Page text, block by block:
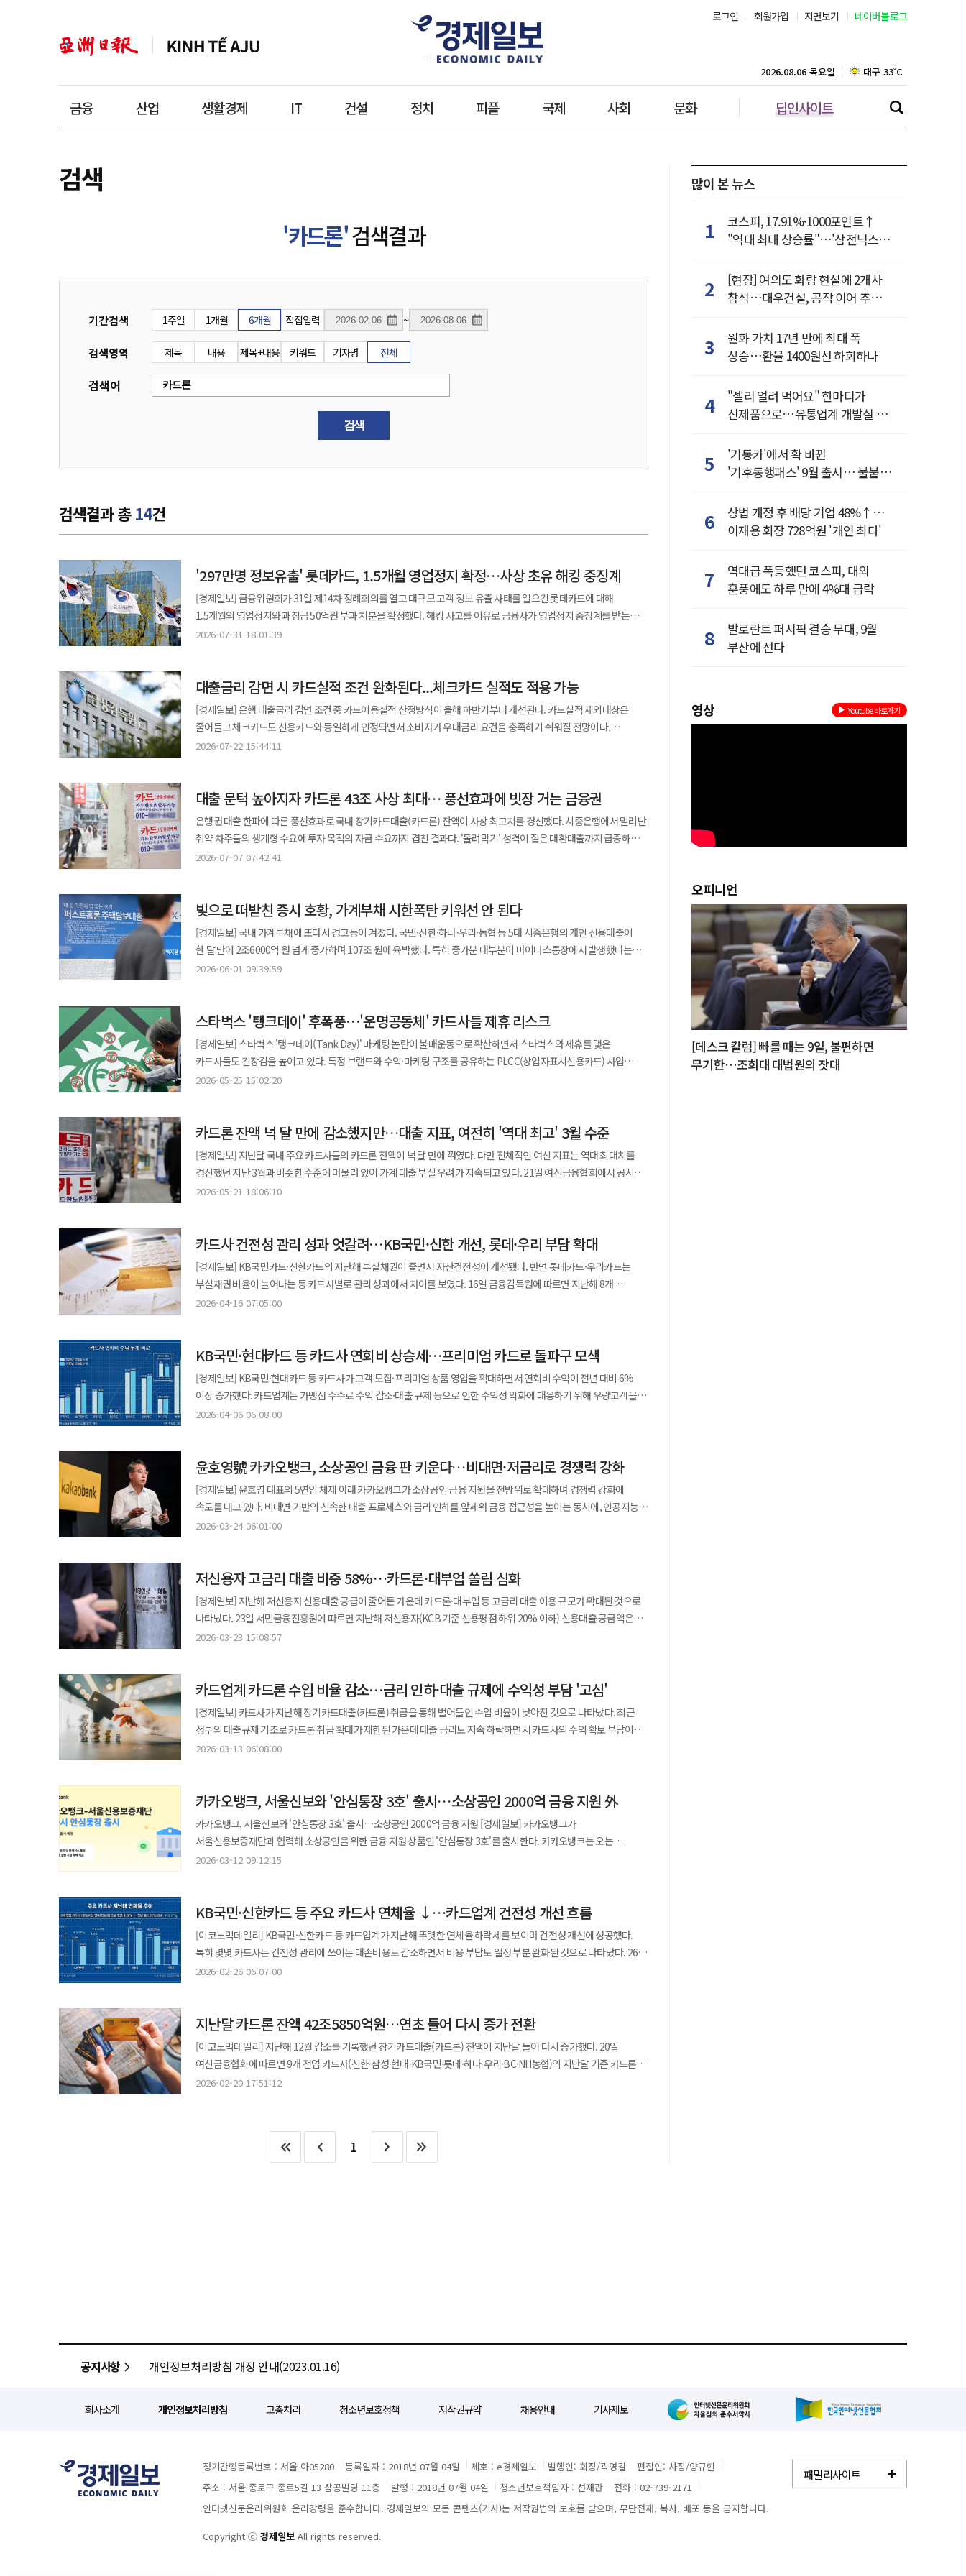
로그인 회원가입 지면보기 네이버블로그
금융 산업 생활경제 IT 건설 정치 피플 국제 사회 문화 딥인사이트
2026.08.06 목요일 대구 33˚C
인천 30˚C
울산 32˚C
제주 30˚C
검색
'카드론'검색결과
기간검색 1주일 1개월 6개월 직접입력 ~
검색영역 제목 내용 제목+내용 키워드 기자명 전체
검색어
검색
검색결과 총14건
'297만명 정보유출' 롯데카드, 1.5개월 영업정지 확정…사상 초유 해킹 중징계
[경제일보] 금융위원회가 31일 제14차 정례회의를 열고 대규모 고객 정보 유출 사태를 일으킨 롯데카드에 대해
1.5개월의 영업정지와 과징금 50억원 부과 처분을 확정했다. 해킹 사고를 이유로 금융사가 영업정지 중징계를 받는
것은 이번이 처음이다. 최고경영자(CEO)를 비롯한 주요 임원진에게도 중징계가 내려졌다. 이번 제재는 지난해 8월 해커
영업정지 기간은 오는 8월 1일부터 9월 15일까지로 정해졌다. 앞서 롯데카드는 지난해 9월 1일 당국에 정보 유출 사실을
자진 신고했다. 이후 금감원은 지난해 9월부터 10월까지 현장 검사를 벌여 다수의 보안 의무 위반 사실을 적발했다.
여신전문금융업법과 신용정보법 위반으로 확인된 주요 사항은 △온라인 결제시스템 정보처리시스템 보정 작업 미실시
△주민등록번호와 비밀번호 암호화 미이행 △바이러스 백신 소프트웨어 미설치 등이다. 영업정지가 시작되더라도
기존 고객의 불편은 크지 않을 것으로 보인다. 당국은 귀책사유가 없는 소비자를 보호하기 위해 기존 회원의 카드 서비스
공공목적 카드 등 일부 예외적인 경우에만 발급이 허용된다. 금융당국은 향후 유사 사고 재발을 막기 위해 매출액의 최대
3%를 부과하는 징벌적 과징금을 도입하고 정보보호최고책임자(CISO)의 권한을 대폭 강화하는 방향으로
전자금융거래법 개정을 추진할 방침이다. 금융위원회 관계자는 “이번 업무정지로 인해 금융소비자의 카드 서비스
이용에 불편함이 발생하지 않도록 그 영향을 지속적으로 모니터링하며 소비자 보호에 만전을 기하겠다”고 말했다.
2026-07-31 18:01:39
대출금리 감면 시 카드실적 조건 완화된다...체크카드 실적도 적용 가능
[경제일보] 은행 대출금리 감면 조건 중 카드이용실적 산정방식이 올해 하반기부터 개선된다. 카드실적 제외대상은
줄어들고 체크카드도 신용카드와 동일하게 인정되면서 소비자가 우대금리 요건을 충족하기 쉬워질 전망이다.
금융감독원은 은행권과 함께 올해 하반기 중 대출 금리감면 조건 가운데 카드이용실적 조건을 대폭 개선할 예정이라고
대표적으로 카드대금을 선결제했다는 이유로 금리감면을 받지 못하거나 가족카드 이용금액이 합산되지 않아
우대금리를 적용받지 못한 사례가 있었다. 카드 이용실적 산정기간이 카드사 기준과 달라 뒤늦게 금리감면 제외 사실을
알게 된 사례도 접수됐다. 금감원은 우선 소비자 안내를 강화하기로 했다. 은행은 △대출약정서 △추가약정서 △
홈페이지 △애플리케이션(앱)을 통해 카드이용실적 산정방식과 제외대상 등 금리감면 조건을 소비자가 이해하기 쉽게
상세히 안내해야 한다. 대출기간 5년 이상 장기대출의 경우 모바일 메시지나 이메일 등을 통해 금리감면 조건을
은행들은 △현금서비스 △카드론 △리볼빙 △제수수료 △카드 연회비 △정부지원금 △후불교통카드 이용금액 △
유료 부가상품 결제금액 등을 통상 4~8개 수준으로 실적에서 제외하고 있다. 개선 이후에는 은행별 카드이용실적
제외대상이 카드론이나 후불교통카드 등 0~1개 수준으로 최소화된다. 금리감면 조건으로 카드이용을 요구하는 주된
목적이 주거래은행 거래 활성화에 있다는 점을 고려한 조치다. 체크카드도 신용카드와 동일하게 취급된다. 그동안 일부
금리감면 수준도 동일하게 적용된다. 카드할부 실적 인정방식도 바뀐다. 일부 은행은 카드할부 결제 시 할부개월 전체
기간이 아니라 당월 실적으로만 반영해 소비자에게 불리하다는 지적을 받아왔다. 개선안이 시행되면 카드할부는
할부개월 수만큼 실적으로 나눠 인정된다. 예컨대 360만원을 6개월 할부로 결제하면 6개월 동안 매월 60만원씩
△IBK기업은행 9월 30일 △SC은행 10월 19일 등이다. 기존대출 고객은 은행별 카드이용실적 산정체계가 달라 오는
10월 이후 각각 시행될 예정이다. 금감원은 이번 개선으로 대출 금리감면 체계의 투명성이 높아지고 소비자 권익 보호에
도움이 될 것으로 보고 있다. 건전한 영업관행 정착과 분쟁 발생 가능성 예방 효과도 기대 중이다.
2026-07-22 15:44:11
대출 문턱 높아지자 카드론 43조 사상 최대… 풍선효과에 빗장 거는 금융권
은행권 대출 한파에 따른 풍선효과로 국내 장기카드대출(카드론) 잔액이 사상 최고치를 경신했다. 시중은행에서 밀려난
취약 차주들의 생계형 수요에 투자 목적의 자금 수요까지 겹친 결과다. '돌려막기' 성격이 짙은 대환대출까지 급증하면서
카드사 자산 건전성이 악화할 우려가 커지자 금융당국을 비롯한 업계가 긴급 리스크 관리에 들어갔다. 6일
최고점을 기록했다. 이후 지난 4월 소폭 감소했으나 한 달 만에 가파른 상승세로 돌아서며 기존 최고치를 넘어섰다. 대출
규모 팽창의 핵심 원인으로는 1금융권의 대출 심사 강화와 증시 호황이 꼽힌다. 은행에서 자금을 구하기 어려워진
수요가 2금융권으로 쏠린데다 여기에 빚을 내서 투자하는 '빚투' 자금까지 유입된 것으로 분석된다. 더 큰 문제는 부실
징후를 알리는 불황형 대출 지표들이 일제히 치솟고 있다는 점이다. 카드론을 상환하지 못해 다시 빚을 내는 대환대출
잔액은 지난해 말 1조3817억원에서 지난 5월 말 1조6559억원으로 급증했다. 결제 대금 이월 서비스인 리볼빙 잔액은
이어지면서 업계의 자산 건전성 악화 우려도 커지고 있다. 최근 자금 조달 비용 상승 여파로 일부 카드사의 고신용자 대상
카드론 금리마저 14% 후반대까지 오른 추세다. 급증하는 대환대출은 당장 표면적인 연체율 상승을 막아줄 순 있지만
취약 차주들의 실제 상환 능력 상실을 가리는 착시 효과를 일으키는 것으로 풀이된다. 향후 다중채무자들의 상환 여력이
한계에 달하면 대규모 연체 사태와 대손비용 확대로 이어질 것으로 보인다. 위기감이 고조되자 금융당국은 지난 2일
가계대출 관리 목표를 초과한 여신전문금융회사들을 소집해 현황 점검에 나섰다. 카드사들 역시 선제적인 대출 수요
줄이는 방식으로 총량 관리에 나섰다. 이런 가운데 하나카드는 제2금융권 최초로 카드론과 신용대출 상품에 최고금리
상한제를 도입하며 취약층 보호 조치를 병행하고 나섰다. 연 매출 3억원 이하 영세 자영업자와 소상공인 가맹점주가
대상이다. 이달부터 오는 12월 말까지 신규 취급되는 카드론과 신용대출 금리를 연 12% 이하로 제한한다. 이를 통해
취약계층의 금융 비용 부담을 덜어 골목상권 자금 융통에 기여하는 선순환 구조를 정착시키고 모든 금융소비자에게
실질적인 혜택이 돌아갈 수 있도록 노력하겠다"고 말했다. [아주경제 2026년 07월 07일자 15면에 게재된 기사입니다.]
2026-07-07 07:42:41
빚으로 떠받친 증시 호황, 가계부채 시한폭탄 키워선 안 된다
[경제일보] 국내 가계부채에 또다시 경고등이 켜졌다. 국민·신한·하나·우리·농협 등 5대 시중은행의 개인 신용대출이
한 달 만에 2조6000억 원 넘게 증가하며 107조 원에 육박했다. 특히 증가분 대부분이 마이너스통장에서 발생했다는
점은 단순한 생활자금 수요가 아니라 투자 목적의 차입이 급증하고 있음을 보여준다. 정부의 강력한 규제로
맞물리면서 투자자들의 자금 유입이 크게 늘고 있다. 문제는 상당수가 자기 자본이 아닌 빚에 의존하고 있다는 점이다.
신용거래융자 잔액이 사상 최고 수준을 기록하고, 카드론까지 동원해 주식시장에 뛰어드는 사례가 늘고 있다는 것은
과열 신호로 해석할 수밖에 없다. 투자는 미래의 수익을 기대하는 경제활동이지만, 과도한 레버리지는 언제나 위험을
동반한다. 특히 최근 우리 경제를 둘러싼 환경은 결코 낙관적이지 않다. 고물가와 고환율, 고금리가 동시에 지속되는
이른바 ‘3고 현상’이 여전히 부담으로 작용하고 있으며, 세계 경제 역시 지정학적 갈등과 보호무역주의 확산으로
금리 인상과 증시 조정이 동시에 발생한다면 그 충격은 개인 투자자와 금융시장 전반에 고스란히 전이될 수 있다. 주가가
급락하면 반대매매가 연쇄적으로 발생하고, 이는 다시 시장 하락을 부추기는 악순환으로 이어질 가능성이 높다. 이미
개인회생 신청자가 급증하고 있다는 사실은 가계의 재무 건전성이 생각보다 취약하다는 점을 보여준다. 자칫 가계부채
부실이 금융권의 건전성 문제로 확산될 경우 우리 경제는 소비 위축과 성장 둔화라는 이중고에 직면할 수 있다. 정부와
금융당국은 지금의 상황을 단순한 시장 활황의 부산물로 치부해서는 안 된다. 신용대출과 카드론의 용도와 증가 추이를
누구나 수익을 기대하지만, 시장은 언제든 방향을 바꿀 수 있다. 빚을 내 투자하는 행위는 수익을 극대화하는 동시에
손실도 배가시킨다. 투자 기회를 놓칠까 두려워하는 포모(FOMO) 심리에 휩쓸려 무리한 차입에 나선다면 결국 그
대가는 개인과 가계, 나아가 경제 전체가 떠안게 된다. 빚으로 만든 호황은 오래 지속될 수 없다. 지금 필요한 것은 투기적
2026-06-01 09:39:59
스타벅스 '탱크데이' 후폭풍…'운명공동체' 카드사들 제휴 리스크
[경제일보] 스타벅스 '탱크데이(Tank Day)' 마케팅 논란이 불매운동으로 확산하면서 스타벅스와 제휴를 맺은
카드사들도 긴장감을 높이고 있다. 특정 브랜드와 수익·마케팅 구조를 공유하는 PLCC(상업자표시신용카드) 사업
특성상 제휴사 리스크가 카드사로 직결될 수 있다는 우려가 커지는 분위기다. 25일 카드업계에 따르면 우리카드와
수준은 아니지만 브랜드 이미지 훼손이 장기화할 경우 제휴 카드 사업에도 영향을 줄 수 있다는 관측이 나온다.
신한카드는 당초 올해 상반기 스타벅스 제휴 카드 출시를 준비했지만 내부 시스템 점검과 최근 논란 등을 고려해 출시
시점을 재검토하기로 했다. 다만 현재까지 카드사들이 스타벅스와 기존 제휴 계약 자체를 재논의하는 단계는 아닌
것으로 전해졌다. 스타벅스는 그동안 현대카드와 약 6년간 독점 제휴 관계를 유지해 왔지만 지난해 하반기부터 전략을
바꿔 복수 카드사와 협업을 확대해왔다. 카드사 입장에서는 대표 소비 브랜드인 스타벅스와의 제휴를 통해 충성 고객
집중해왔다. PLCC는 일반 제휴카드와 달리 특정 브랜드 혜택 중심으로 설계되는 구조다. 카드사와 제휴사가 비용과
수익을 공동 부담하는 만큼 브랜드 충성 고객 확보 효과는 크지만 제휴사 논란 발생 시 리스크 역시 함께 떠안게 된다.
카드업계 관계자는 "PLCC는 특정 브랜드 팬덤과 소비층을 빠르게 흡수할 수 있다는 장점이 있지만 불매운동이나
브랜드 이미지 훼손이 발생하면 카드사 역시 직접 영향을 받을 수 있는 구조적 특성이 있다"고 말했다. 다만 업계에서는
2026-05-25 15:02:20
카드론 잔액 넉 달 만에 감소했지만…대출 지표, 여전히 '역대 최고' 3월 수준
[경제일보] 지난달 국내 주요 카드사들의 카드론 잔액이 넉 달 만에 꺾였다. 다만 전체적인 여신 지표는 역대 최대치를
경신했던 지난 3월과 비슷한 수준에 머물러 있어 가계 대출 부실 우려가 지속되고 있다. 21일 여신금융협회에서 공시한
월별 이용실적 자료에 따르면 국내 주요 카드사 9곳 △롯데카드 △비씨카드 △삼성카드 △신한카드 △우리카드 △
증가세가 지난달 들어 잠시 주춤한 모습이다. 카드론 잔액은 지난 1월 42조5850억원에서 2월 42조9022억원으로
뛰었고, 3월에는 42조9942억원까지 급격히 치솟았다. 지난달 들어 잔액이 소폭 감소한 것은 금융당국의 가계대출 관리
압박과 카드사들의 선제적인 건전성 관리가 맞물린 결과다. 금융당국은 올해 카드사를 포함한 전체 금융권의 가계대출
증가율을 1.5% 이내로 통제할 것을 업계에 당부하고 있다. 잔액 증가세는 멈췄으나 전체적인 대출 규모는 여전히
심각한 수준이다. 지난해 말부터 장기화된 고물가 현상과 경기 둔화로 취약계층의 생활자금 수요가 꺾이지 않고 있다.
풍선효과가 뚜렷하게 나타나고 있다. 다른 불황형 대출 지표 역시 불안정한 흐름을 보이고 있다. 카드론을 제때 갚지
못해 다시 대출을 일으키는 대환대출 잔액은 1조5983억원으로 지난달 1조4947억원보다 늘었다. 결제성
일부결제금액이월약정(리볼빙) 잔액 또한 6조7065억원으로 지난달 6조6725억원보다 증가했다. 전문가들은 △카드론
△현금서비스 △결제성 리볼빙 등 대표적인 서민 대출 창구의 잔액이 높은 수준을 유지하는 것에 대해 경계감을
드러내고 있다. 신용 기반의 무담보 대출 특성상 차주의 상환 능력이 한계에 달할 경우 카드사의 대규모 부실 사태로
해소되는 분위기"라며 "금융당국이 통상 3~4%대이던 전체 금융권의 가계대출 증가율을 1.5% 이내로 통제할 것을
업계에 요청한 지침의 영향도 있다"고 말했다.
2026-05-21 18:06:10
카드사 건전성 관리 성과 엇갈려…KB국민·신한 개선, 롯데·우리 부담 확대
[경제일보] KB국민카드·신한카드의 지난해 부실채권이 줄면서 자산건전성이 개선됐다. 반면 롯데카드·우리카드는
부실채권 비율이 늘어나는 등 카드사별로 관리 성과에서 차이를 보였다. 16일 금융감독원에 따르면 지난해 8개
전업카드사의 고정이하여신 잔액은 2조409억원으로 전년(2조217억원) 대비 0.9% 상승했다. 고정이하여신은
지난해 고정이하여신은 2691억원으로 전년(3072억원) 대비 12.4% 줄었다. 전체 채권 대비 고정이하여신 비율도
0.93%로 전년(1.07%) 대비 0.14%p 하락했다. 같은 기간 신한카드의 고정이하여신은 4480억원으로 전년(5257억원)
대비 14.8% 감소했다. 고정이하여신 비율은 1.16%로 전년(1.32%) 대비 0.16%p 개선됐다. BC카드는 지난해
부실채권을 절반 이상 줄였다. BC카드의 고정이하여신은 276억원으로 전년(598억원) 대비 53.8% 감소했다. 이에
따라 고정이하여신 비율도 0.72%로 전년(1.66%)보다 0.94%p 하락했다. 반면 롯데·우리카드의 부실채권 잔액 및
롯데카드가 보유한 홈플러스 관련 채권이 고정이하로 분류된 영향이다. 같은 기간 우리카드의 고정이하여신은
2047억원으로 전년(1678억원) 대비 22%, 고정이하여신비율은 1.23%로 전년(1.07%)보다 0.16%p 늘었다. 이 외 타
카드사의 지난해 고정이하여신 및 증가율은 △삼성카드 2182억원(2.7%) △현대카드 1985억원(3.9%) △하나카드
1932억원(6.5%) 순으로 집계됐다. 카드사의 부실채권 규모가 증가하면 신용 손실에 대비해 쌓아둬야 하는
신용손실충당금 전입액도 5206억원으로 전년(4936억원)보다 5.5% 늘었다. 반면 건전성이 개선된 KB국민카드의
지난해 신용손실충당금은 7650억원으로 전년(8929억원) 대비 14.3% 감소했다. 같은 기간 신한카드의
신용손실충당금 전입액 9116억원으로 전년(9172억원)과 비슷한 수준을 유지했다. 우리카드 관계자는 "업계 전반적인
2026-04-16 07:05:00
KB국민·현대카드 등 카드사 연회비 상승세…프리미엄 카드로 돌파구 모색
[경제일보] KB국민·현대카드 등 카드사가 고객 모집·프리미엄 상품 영업을 확대하면서 연회비 수익이 전년 대비 6%
이상 증가했다. 카드업계는 가맹점 수수료 수익 감소·대출 규제 등으로 인한 수익성 악화에 대응하기 위해 우량고객을
확보할 수 있는 프리미엄 카드 경쟁을 지속할 전망이다. 3일 금융감독원에 따르면 지난해 8개 전업 카드사(신한·삼성·
2155억원으로 전년(1840억원) 대비 17% 증가했다. 같은 기간 현대카드의 연회비 수익은 3758억원으로 전년
(3398억원) 대비 10.6% 늘었다. 이는 프리미엄 상품 라인업 확대에 따른 고객 모집 증가 영향으로 카드사 중 가장 많은
연회비 수익을 기록했다. 타 카드사의 연회비 수익은 △삼성카드 2995억원 △신한카드 2628억원 △롯데카드
1542억원 △우리카드 1121억원 △하나카드 1056억원 △BC카드 61억원 순으로 집계됐다. 대부분 카드사의 연회비
수익이 늘었으나 BC카드는 전년(84억원) 대비 27.4% 감소했다. 카드업계의 연회비 수익 상승은 가맹점수수료 인하,
카드사 당기순이익도 2조3602억원으로 전년(2조5910억원) 8.9% 줄었다. 카드사는 악화한 수익성 회복을 위해
장기카드대출(카드론)을 비롯한 대출 상품 취급을 확대해 왔다. 다만 최근 정부의 대출 조이기 기조로 대출 취급을 통한
수익 확보도 제한된 상황이다. 이에 카드업계는 수익성 회복을 위해 프리미엄 상품 영업 강화 전략을 지속할 것으로
전망된다. 프리미엄 카드는 일반 카드 대비 연회비가 비싼 상품으로 구매력이 높고 연체 등 부실 위험이 낮은 우량고객이
2026-04-06 06:08:00
윤호영號 카카오뱅크, 소상공인 금융 판 키운다…비대면·저금리로 경쟁력 강화
[경제일보] 윤호영 대표의 5연임 체제 아래 카카오뱅크가 소상공인 금융 지원을 전방위로 확대하며 경쟁력 강화에
속도를 내고 있다. 비대면 기반의 신속한 대출 프로세스와 금리 인하를 앞세워 금융 접근성을 높이는 동시에, 인공지능
(AI)을 활용한 금융 혁신으로 생산적 금융 영역까지 확장하겠다는 전략이다. 24일 금융권에 따르면 카카오뱅크는 최근
대출과 상환이 가능한 게 특징이다. 특히 대출 신청부터 실행까지 전 과정이 모바일로 진행돼 영업점 방문이 어려운
소상공인들에게 높은 편의성을 제공한다. 지원 대상은 서울시에서 1년 이상 사업장을 운영 중인 개인사업자로,
신용평점과 매출 기준을 충족할 경우 최대 1000만원까지 이용할 수 있다. 이번 3호 상품에서는 39세 이하이면서 3년
이상 사업을 영위한 청년 사업자를 대상으로 카드론 및 현금서비스 관련 일부 심사 기준을 완화해 금융 접근성을 한층
높였다. 또한 보증료의 절반을 지원해 실질적인 금융 비용 부담을 낮춘 점도 특징이다. 카카오뱅크는 앞서 '안심통장'
최대 0.75%p 인하하며 최저 연 2%대 금리를 제공하고 있다. 이는 현재 금융권에서 유일한 수준으로, 고금리 환경
속에서 소상공인의 이자 부담을 실질적으로 낮추는 효과가 있다. 해당 상품은 최대 10억원까지 대출이 가능하며, 선순위
담보가 설정된 경우에도 후순위 대출을 허용해 자금 활용도를 높였다. 특히 사업 운영자금뿐 아니라 사업장 매입
자금까지 폭넓게 활용할 수 있어 실질적인 버팀목 금융으로 자리 잡고 있다는 평가다. 대환대출 시장에서도 적극적인
애플리케이션(앱)에서 처리할 수 있도록 설계돼 이용 편의성을 크게 높였다. 특히 스크래핑 기술을 활용해 별도의 서류
제출 없이도 빠르게 대출 심사가 가능하다. 카카오뱅크 상품으로 대환할 경우 최대 0.6%p의 우대금리를 제공하며,
소상공인 컨설팅 프로그램 이수 및 제휴 카드 이용 시 추가 금리 혜택도 받을 수 있다. 실제로 기존 대환대출 서비스를
등 신속한 처리 속도를 보이고 있으며, 전체 약정 중 절반가량이 은행 영업시간 외에 이뤄질 정도로 시간 제약 없이 이용
가능하다. 이는 사업 운영으로 바쁜 소상공인에게 큰 장점으로 작용하고 있다. 이와 함께 카카오뱅크는 금융 지원을 넘어
소상공인 생태계 전반에 대한 지원도 확대하고 있다. 최근에는 개인사업자 가정의 자녀를 대상으로 학습 및 진로 멘토링
프로그램을 운영하며 사회적 가치 창출에도 나섰다. 금융 지원을 넘어 생활 전반을 아우르는 포용 금융 전략의 일환으로
해석된다. 업계에서는 카카오뱅크가 단순 인터넷은행을 넘어 개인사업자 금융 플랫폼으로 진화하고 있다는 평가가
확보할 전망이다. 카카오뱅크 관계자는 "소상공인의 금융 부담을 줄이고 접근성을 높이기 위한 다양한 상품과 서비스를
지속적으로 확대하고 있다"며 "앞으로도 혁신적인 금융 기술을 기반으로 개인사업자 고객에게 실질적인 도움이 되는
금융 지원을 이어가겠다"고 말했다.
2026-03-24 06:01:00
저신용자 고금리 대출 비중 58%…카드론·대부업 쏠림 심화
[경제일보] 지난해 저신용자 신용대출 공급이 줄어든 가운데 카드론·대부업 등 고금리 대출 이용 규모가 확대된 것으로
나타났다. 23일 서민금융진흥원에 따르면 지난해 저신용자(KCB 기준 신용평점 하위 20% 이하) 신용대출 공금액은
30조원으로 전년(33조7000억원) 대비 11% 감소했다. 같은 기간 전체 신용대출 공급액은 전년(141조1000억원)보다
5000억원, 저축은행·카드론이 각각 1조7000억원 감소했다. 반면 지난해 대부업권 저신용자 공급액은
1조7000억원으로 전년 대비 3000억원 증가했다. 대부업 대출은 법정 최고금리인 연 최대 20% 금리가 적용된다. 같은
기간 저신용자 신용대출 공급액 중 카드론·대부업 비중도 전년 대비 2.3%p 상승한 58.3%를 기록했다. 이에
업계에서는 저신용자들의 고금리 대출 비중이 늘면 취약차주의 금융 환경이 더욱 악화될 수 있다는 지적이 나온다.
금융당국에서도 저신용자 차주의 안정적인 대출 공급을 위한 대책을 모색하고 있다. 이찬진 금융감독원장은
현상이 심해지고 있다"며 "저신용자 신용대출은 대부분 생계자금이나 전세자금 등 생활에 필수적인 자금으로 고금리
대출 비중 높아지면 빚이 불어나는 악순환에 빠질 수 있다"고 말했다.
2026-03-23 15:08:57
카드업계 카드론 수입 비율 감소…금리 인하·대출 규제에 수익성 부담 '고심'
[경제일보] 카드사가 지난해 장기카드대출(카드론) 취급을 통해 벌어들인 수입 비율이 낮아진 것으로 나타났다. 최근
정부의 대출규제 기조로 카드론 취급 확대가 제한된 가운데 대출 금리도 지속 하락하면서 카드사의 수익 확보 부담이
더욱 커지고 있다. 13일 여신금융협회에 따르면 지난해 카드사의 카드론 수수료 등 수입비율이 하락세를 보이고 있다.
수수료 등 수입비율 단순 평균은 14.21%로 전년 동기(14.63%) 대비 0.42%p 하락했다. 지난해 분기별 기준으로도
하락 흐름이 이어졌다. 1분기 14.86%였던 카드론 수수료 등 수입비율 평균은 2분기 14.71%로 낮아졌으며 이후 매
분기 0.2%p 이상 감소했다. 카드사별로는 우리카드·KB국민카드의 수입비율 하락 폭이 타사 대비 크게 나타났다.
우리카드의 지난해 4분기 카드론 수수료 등 수입비율은 14.22%로 전년 동기(15.32%) 대비 1.1%p 감소했다. 같은
기간 KB국민카드의 수수료 등 수입비율은 13.22%로 전년 동기(14.31%) 대비 1.09%p 줄었다. 이 외 타 카드사의 전년
금융당국은 지난해 3단계 스트레스총부채원리금(DSR) 제도 시행·신용대출 한도에 장기카드대출(카드론) 편입 등을
추진하면서 대출 규모 확대를 억제해왔다. 또한 낮아지는 카드론 금리도 수입 비율 감소의 원인 중 하나로 평가된다.
지난해 12월 카드사 카드론 적용 금리 단순 평균은 13.93%로 전년 동기(14.46%) 대비 0.52%p 감소했다. 지난해
1분기 14.58%까지 금리가 올랐으나 이후 하락세가 지속됐다. 특히 카드론 취급 금액이 타사 대비 적은 수준인
대출금리를 인하한 영향으로 풀이된다. 또한 업계는 대출 규제로 인해 저신용자 차주는 줄어들고 낮은 금리를 적용받는
고신용자 차주의 유입이 늘어난 영향도 있을 것으로 진단했다. 현재 카드업계는 가맹점 수수료 인하로 본업 수익성이
악화한 가운데 조달 비용도 증가하고 있다. 이에 타 수익 사업 강화를 위해 카드론 취급을 늘려왔으나 정부의 대출 감축
2026-03-13 06:08:00
카카오뱅크, 서울신보와 '안심통장 3호' 출시…소상공인 2000억 금융 지원 外
카카오뱅크, 서울신보와 '안심통장 3호' 출시…소상공인 2000억 금융 지원 [경제일보] 카카오뱅크가
서울신용보증재단과 협력해 소상공인을 위한 금융 지원 상품인 '안심통장 3호'를 출시한다. 카카오뱅크는 오는
19일부터 서울신보와 함께 '안심통장 3호' 사업을 시행하고 총 2000억원 규모의 대출을 공급한다고 12일 밝혔다.
사업장을 운영 중인 개인사업자는 최대 1000만원까지 대출을 받을 수 있다. 특히 39세 이하이면서 3년 이상 사업을
운영한 청년 사업자의 경우 카드론·현금서비스 관련 일부 심사 기준이 완화된다. 신청은 서울신보 모바일
애플리케이션을 통해 가능하며 보증 승인을 받은 뒤 카카오뱅크 앱에서 대출을 실행할 수 있다. 카카오뱅크는 보증료의
절반도 지원할 계획이다. 카카오뱅크 관계자는 "서울 지역 소상공인의 금융 부담을 완화하고 편의성을 높이기 위해 이번
사업에 참여하게 됐다"며 "앞으로도 혁신적인 금융기술을 바탕으로 개인사업자를 위한 금융 지원을 지속 확대해
경남은행 부행장과 장금용 창원특례시장 권한대행 등이 참석했다. 이번에 전달된 기금은 새창원사랑카드와
창원시청복지카드 등 경남BC카드 7종의 2025년 이용실적 가운데 일정 비율(0.2~0.5%)을 적립해 마련됐다. 기탁된
적립기금은 창원특례시의 복지사업과 지역 현안 사업을 위한 재원으로 활용될 예정이다. 지역민이 카드 사용을 통해
자연스럽게 지역사회 공헌에 참여할 수 있다는 점에서 의미가 있다는 평가다. 경남은행 관계자는 "지역민들이
2010년부터 제휴카드 적립기금을 창원특례시에 전달해 오고 있으며, 현재까지 누적 기탁 금액은 총 18억7600만원에
금융교육도 함께 제공할 예정이다. JB금융 관계자는 "우리 사회에 함께 살지만 행정 사각지대에 놓인 미등록
이주아동에게 따뜻한 관심과 지원이 필요하다"며 "모든 아이들이 차별 없이 기본권을 보장받을 수 있도록 그룹 차원의
지원을 지속 확대하겠다"고 말했다.
2026-03-12 09:12:15
KB국민·신한카드 등 주요 카드사 연체율 ↓…카드업계 건전성 개선 흐름
[이코노믹데일리] KB국민·신한카드 등 카드업계가 지난해 뚜렷한 연체율 하락세를 보이며 건전성 개선에 성공했다.
특히 몇몇 카드사는 건전성 관리에 쓰이는 대손비용도 감소하면서 비용 부담도 일정 부분 완화된 것으로 나타났다. 26일
업계에 따르면 지난해 잠정 실적이 발표된 6개 전업 카드사(신한·삼성·현대·KB국민·우리·하나)의 1개월 이상
전년 말(1.31%) 대비 0.33%p 감소했다. 지난해 1분기 1.6%까지 연체율이 상승했으나 이후 매 분기 연체율이 하락하며
0%대 연체율 진입에 성공했다. 신한카드도 지난해 1분기 연체율이 1.61%였으나 매 분기 개선세를 유지하며 지난해 말
연체율 1.18%를 기록했다. 이는 전년 말(1.51%) 대비 0.33%p 하락한 수치다. 같은 기간 삼성카드의 연체율은 0.94%
로 전년 말(1%) 대비 0.06%p 하락했으며 하나카드의 연체율도 1.74%로 전년 말(1.87%) 대비 0.13%p 개선됐다.
특히 하나카드는 지난해 1분기 2.15%까지 연체율이 상승했으나 2분기부터 매 분기 연체율 감소가 나타났다.
지난해 1분기 상승했던 연체율 회복을 위한 건전성 관리, 정부의 대출 규제 영향으로 풀이된다. 특히 지난해부터
금융당국은 3단계 스트레스총부채원리금(DSR) 제도 시행·신용대출 한도에 장기카드대출(카드론) 편입 등을 통해
2026-02-26 06:07:00
지난달 카드론 잔액 42조5850억원…연초 들어 다시 증가 전환
[이코노믹데일리] 지난해 12월 감소를 기록했던 장기카드대출(카드론) 잔액이 지난달 들어 다시 증가했다. 20일
여신금융협회에 따르면 9개 전업 카드사(신한·삼성·현대·KB국민·롯데·하나·우리·BC·NH농협)의 지난달 기준 카드론
잔액은 42조5850억원으로 전월(42조3292억원) 대비 0.6% 증가했다. 국내 카드사 카드론 잔액은 지난해 10월·11월
잔액은 6조996억원으로 전월 대비 1.2% 감소했으며 결제성 리볼빙 이월잔액도 6조7194억원으로 전월보다 소폭
2026-02-20 17:51:12
1
많이 본 뉴스
1
코스피, 17.91%·1000포인트↑
"역대 최대 상승률"…'삼전닉스'
2
[현장] 여의도 화랑 현설에 2개사
참석…대우건설, 공작 이어 추가
3
원화 가치 17년 만에 최대 폭
상승…환율 1400원선 하회하나
4
"젤리 얼려 먹어요" 한마디가
신제품으로…유통업계 개발실 된
5
'기동카'에서 확 바뀐
'기후동행패스' 9월 출시… 불붙은
6
상법 개정 후 배당 기업 48%↑…
이재용 회장 728억원 '개인 최다'
7
역대급 폭등했던 코스피, 대외
훈풍에도 하루 만에 4%대 급락
8
발로란트 퍼시픽 결승 무대, 9월
부산에 선다
영상 Youtube 바로가기
오피니언
[데스크 칼럼] 빠를 때는 9일, 불편하면
무기한…조희대 대법원의 잣대
공지사항 개인정보처리방침 개정 안내(2023.01.16)
회사소개 개인정보처리방침 고충처리 청소년보호정책 저작권규약 채용안내 기사제보
정기간행등록번호 : 서울 아05280 등록일자 : 2018년 07월 04일 제호 : e경제일보 발행인: 회장/곽영길
편집인: 사장/양규현
주소 : 서울 종로구 종로5길 13 삼공빌딩 11층
발행 : 2018년 07월 04일 청소년보호책임자 : 선재관
전화 : 02-739-2171
인터넷신문윤리위원회 윤리강령을 준수합니다. 경제일보의 모든 콘텐츠(기사)는 저작권법의 보호를 받으며, 무단전재, 복사, 배포 등을 금지합니다.
패밀리사이트
Copyright ⓒ 경제일보 All rights reserved.